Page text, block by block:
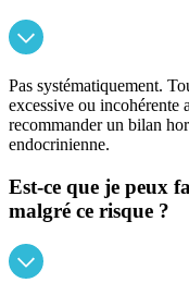
Pas systématiquement.
excessive ou incohérente
recommander un bilan
endocrinienne.
Est-ce que je peux
malgré ce risque ?